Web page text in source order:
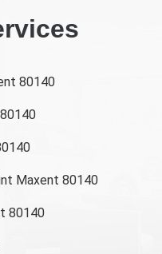
80140
Maxent 80140
80140